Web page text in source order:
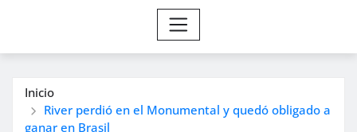
Inicio
River perdió en el Monumental y quedó obligado a
ganar en Brasil